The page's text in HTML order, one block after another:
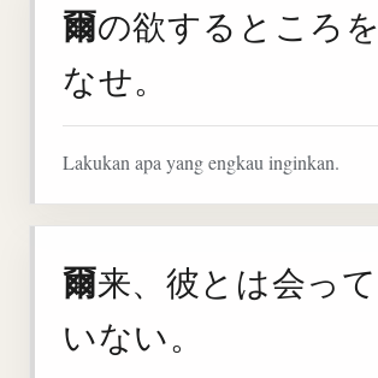
爾の欲するところを
なせ。
Lakukan apa yang engkau inginkan.
爾来、彼とは会って
いない。